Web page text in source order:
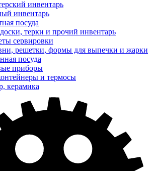
инвентарь
инвентарь
посуда
терки и прочий инвентарь
сервировки
решетки, формы для выпечки и жарки
посуда
приборы
и термосы
керамика